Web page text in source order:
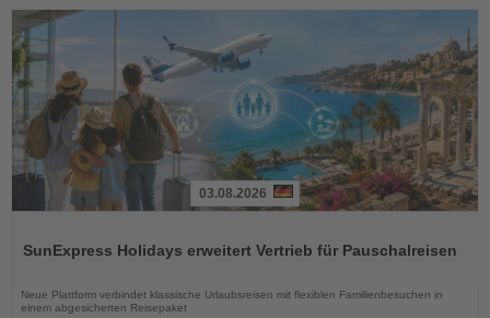
die
03.08.2026
SunExpress Holidays erweitert Vertrieb für Pauschalreisen
Neue Plattform verbindet klassische Urlaubsreisen mit flexiblen Familienbesuchen in
einem abgesicherten Reisepaket